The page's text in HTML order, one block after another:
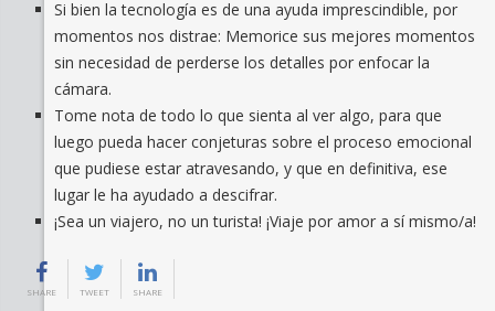
Si bien la tecnología es de una ayuda imprescindible, por
momentos nos distrae: Memorice sus mejores momentos
sin necesidad de perderse los detalles por enfocar la
cámara.
Tome nota de todo lo que sienta al ver algo, para que
luego pueda hacer conjeturas sobre el proceso emocional
que pudiese estar atravesando, y que en definitiva, ese
lugar le ha ayudado a descifrar.
¡Sea un viajero, no un turista! ¡Viaje por amor a sí mismo/a!
SHARE TWEET SHARE